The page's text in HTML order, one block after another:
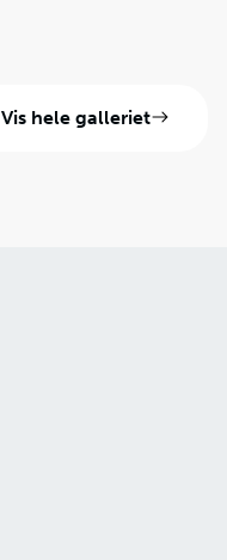
Vis hele galleriet